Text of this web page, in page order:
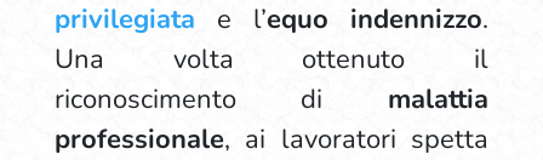
privilegiata e l’equo indennizzo.
Una volta ottenuto il
riconoscimento di malattia
professionale, ai lavoratori spetta